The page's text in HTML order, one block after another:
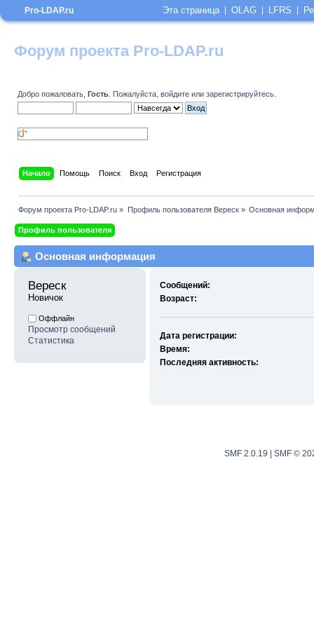
Форум проекта Pro-LDAP.ru
Добро пожаловать, Гость . Пожалуйста, войдите или зарегистрируйтесь
Начало Помощь Поиск Вход Регистрация
Форум проекта Pro-LDAP.ru » Профиль пользователя Вереск» Основная
Профиль пользователя
Основная информация
Вереск
Новичок
Оффлайн
Просмотр сообщений
Статистика
Сообщений:
Возраст:
Дата регистрации:
Время:
Последняя активность:
SMF 2.0.19 SMF ©
Pro-LDAP.ru Эта страница OLAG LFRS